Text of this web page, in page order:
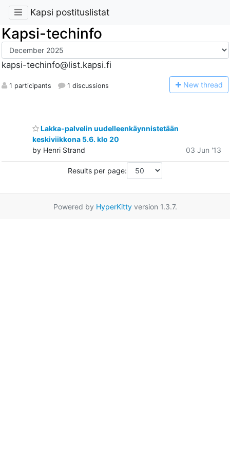
Kapsi postituslistat
Kapsi-techinfo
kapsi-techinfo@list.kapsi.fi
1 participants 1 discussions New thread
Lakka-palvelin uudelleenkäynnistetään
keskiviikkona 5.6. klo 20
by Henri Strand
03 Jun '13
Results per page:
Powered by HyperKittyversion 1.3.7.